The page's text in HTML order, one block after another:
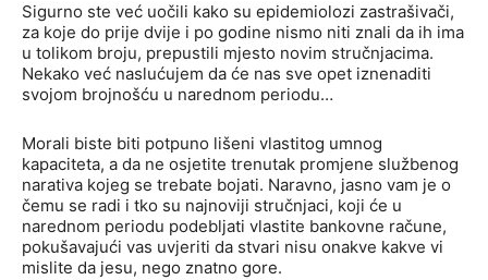
Sigurno ste već uočili kako su epidemiolozi zastrašivači,
za koje do prije dvije i po godine nismo niti znali da ih ima
u tolikom broju, prepustili mjesto novim stručnjacima.
Nekako već naslućujem da će nas sve opet iznenaditi
svojom brojnošću u narednom periodu…
Morali biste biti potpuno lišeni vlastitog umnog
kapaciteta, a da ne osjetite trenutak promjene službenog
narativa kojeg se trebate bojati. Naravno, jasno vam je o
čemu se radi i tko su najnoviji stručnjaci, koji će u
narednom periodu podebljati vlastite bankovne račune,
pokušavajući vas uvjeriti da stvari nisu onakve kakve vi
mislite da jesu, nego znatno gore.